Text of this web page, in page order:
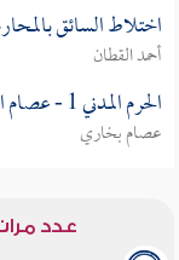
اختلاط السائق
أحمد القطان
الحرم المدني 1 - عصام البخارى
عصام بخاري
عدد